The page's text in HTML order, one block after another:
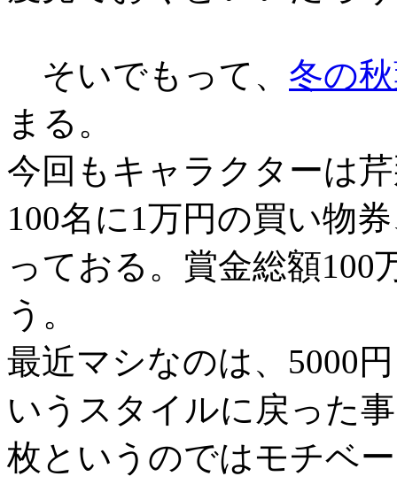
そいでもって、 冬の
まる。
今回もキャラクターは
100名に1万円の買い物
っておる。賞金総額
う。
最近マシなのは、5000
いうスタイルに戻った
枚というのではモチベ